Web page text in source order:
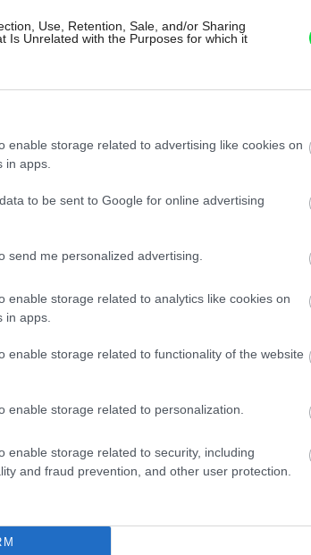
Use, Retention, Sale, and/or Sharing
Is Unrelated with the Purposes for which it
enable storage related to advertising like cookies on
in apps.
to be sent to Google for online advertising
send me personalized advertising.
enable storage related to analytics like cookies on
in apps.
enable storage related to functionality of the website
enable storage related to personalization.
enable storage related to security, including
and fraud prevention, and other user protection.